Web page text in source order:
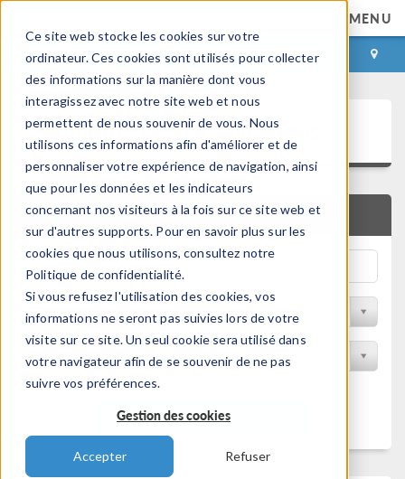
Ce site web stocke les cookies sur votre
ordinateur. Ces cookies sont utilisés pour collecter
des informations sur la manière dont vous
interagissez avec notre site web et nous
permettent de nous souvenir de vous. Nous
utilisons ces informations afin d'améliorer et de
personnaliser votre expérience de navigation, ainsi
que pour les données et les indicateurs
concernant nos visiteurs à la fois sur ce site web et
sur d'autres supports. Pour en savoir plus sur les
cookies que nous utilisons, consultez notre
Politique de confidentialité.
Si vous refusez l'utilisation des cookies, vos
informations ne seront pas suivies lors de votre
visite sur ce site. Un seul cookie sera utilisé dans
votre navigateur afin de se souvenir de ne pas
suivre vos préférences.
Gestion des cookies
Accepter Refuser
MENU
CONNEXION CONTACT
Bibliothèque d'Applications
RECHERCHE RAPIDE
Trier par Discipline
Filtrer par produit
Filtrer